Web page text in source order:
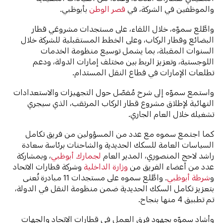
والموظفين في الشركة، في قصر الوطن بأبوظبي.
واطَّلع سموّه، خلال اللقاء، على مستجدات مشروعَي قطار
البضائع وقطار الركاب، وعلى الخطط المستقبلية للشركة خلال
السنوات المقبلة، بما يشمل توسيع منظومة الخدمات
اللوجستية، وتعزيز الربط بين مختلف إمارات الدولة، ودعم
تطلعات الإمارات في قطاع النقل المستدام.
واستمع سموّه إلى شرح مُفصّل حول التجهيزات والاستعدادات
النهائية لإطلاق مشروع قطار الركاب المرتقب، الذي سيجري
تشغيله خلال العام الجاري.
كما اجتمع سموه مع عدد من المسؤولين من فريق تكامل
السياسات العامة للسكك الحديدية والشاحنات برئاسة سعادة
راشد لاحج المنصوري، المدير العام لجمارك أبوظبي، وبمشاركة
عدد من أعضاء الفريق من وزارة الداخلية وشركة قطارات الاتحاد
وشرطة أبوظبي
. واطَّلع سموه على مستجدات 11 مبادرة تُعنى
بتعزيز تكامل السكك الحديدية ضمن منظومة النقل في الدولة،
تم تطبيق 4 منها بنجاح.
وأشاد سموّه بجهود فرق العمل في قطارات الاتحاد والجهات